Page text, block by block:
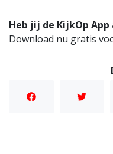
Heb jij de KijkOp App
Download nu gratis